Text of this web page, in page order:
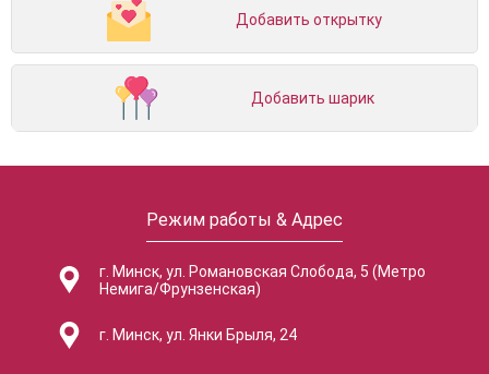
Добавить открытку
Добавить шарик
Режим работы & Адрес
г. Минск, ул. Романовская Слобода, 5 (Метро
Немига/Фрунзенская)
г. Минск, ул. Янки Брыля, 24